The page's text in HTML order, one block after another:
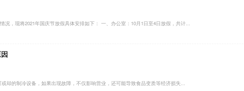
况，现将2021年国庆节放假具体安排如下： 一、办公室：10月1日至4日放假，共计...
却的制冷设备，如果出现故障，不仅影响营业，还可能导致食品变质等经济损失...